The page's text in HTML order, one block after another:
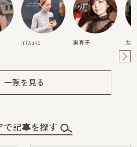
mitsuko 東真子 大
一覧を見る
で記事を探す